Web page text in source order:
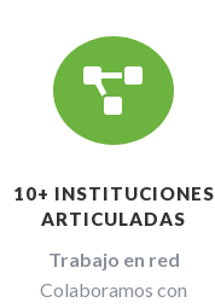

10+ INSTITUCIONES
ARTICULADAS
Trabajo en red
Colaboramos con